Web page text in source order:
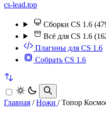
cs-lead.top
Сборки CS 1.6
Всё для CS 1.6
Плагины для CS 1.6
Собрать CS 1.6
Главная / Ножи / Топор